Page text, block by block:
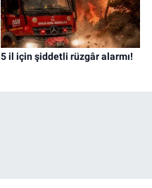
5 il için şiddetli rüzgâr alarmı!